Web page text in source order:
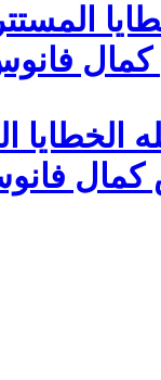
7 اغسطس
الخطايا
18 ديسمبر